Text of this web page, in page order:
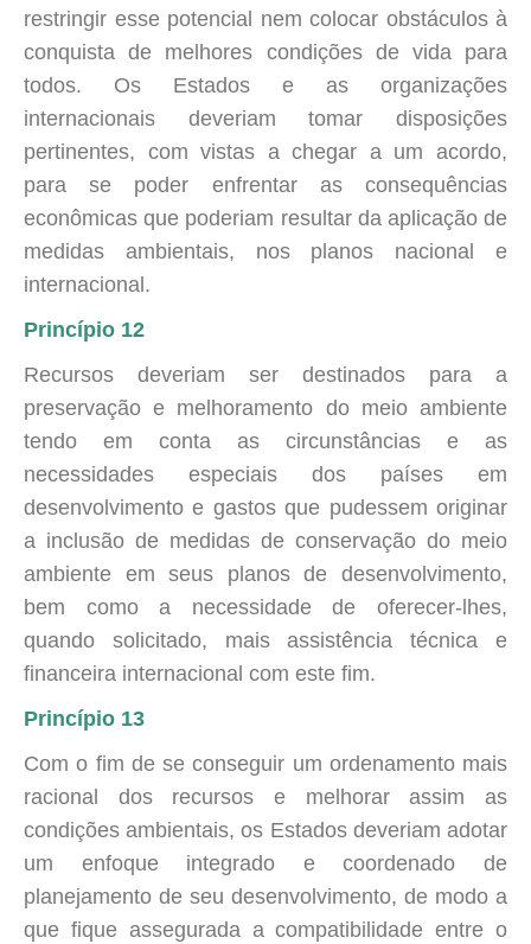
restringir esse potencial nem colocar obstáculos à
conquista de melhores condições de vida para
todos. Os Estados e as organizações
internacionais deveriam tomar disposições
pertinentes, com vistas a chegar a um acordo,
para se poder enfrentar as consequências
econômicas que poderiam resultar da aplicação de
medidas ambientais, nos planos nacional e
internacional.
Princípio 12
Recursos deveriam ser destinados para a
preservação e melhoramento do meio ambiente
tendo em conta as circunstâncias e as
necessidades especiais dos países em
desenvolvimento e gastos que pudessem originar
a inclusão de medidas de conservação do meio
ambiente em seus planos de desenvolvimento,
bem como a necessidade de oferecer-lhes,
quando solicitado, mais assistência técnica e
financeira internacional com este fim.
Princípio 13
Com o fim de se conseguir um ordenamento mais
racional dos recursos e melhorar assim as
condições ambientais, os Estados deveriam adotar
um enfoque integrado e coordenado de
planejamento de seu desenvolvimento, de modo a
que fique assegurada a compatibilidade entre o